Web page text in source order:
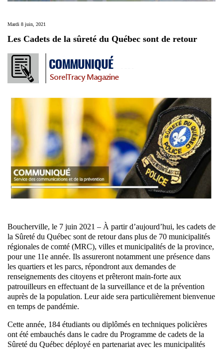
Mardi 8 juin, 2021
Les Cadets de la sûreté du Québec sont de retour
Boucherville, le 7 juin 2021 – À partir d’aujourd’hui, les cadets de
la Sûreté du Québec sont de retour dans plus de 70 municipalités
régionales de comté (MRC), villes et municipalités de la province,
pour une 11e année. Ils assureront notamment une présence dans
les quartiers et les parcs, répondront aux demandes de
renseignements des citoyens et prêteront main-forte aux
patrouilleurs en effectuant de la surveillance et de la prévention
auprès de la population. Leur aide sera particulièrement bienvenue
en temps de pandémie.
Cette année, 184 étudiants ou diplômés en techniques policières
ont été embauchés dans le cadre du Programme de cadets de la
Sûreté du Québec déployé en partenariat avec les municipalités